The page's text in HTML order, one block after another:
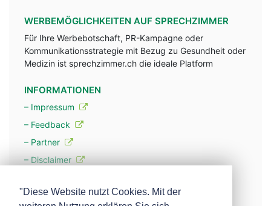
WERBEMÖGLICHKEITEN AUF SPRECHZIMMER
Für Ihre Werbebotschaft, PR-Kampagne oder
Kommunikationsstrategie mit Bezug zu Gesundheit oder
Medizin ist sprechzimmer.ch die ideale Platform
INFORMATIONEN
– Impressum
– Feedback
– Partner
– Disclaimer
"Diese Website nutzt Cookies. Mit der